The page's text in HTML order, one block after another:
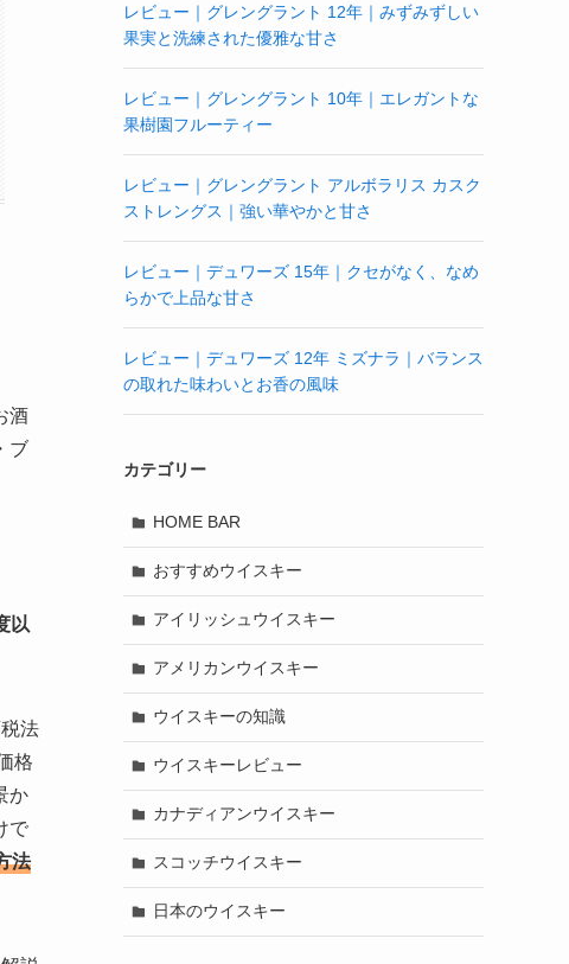
酒
ブ
以
法
格
か
で
法
レビュー｜グレングラント 12年｜みずみずしい
果実と洗練された優雅な甘さ
レビュー｜グレングラント 10年｜エレガントな
果樹園フルーティー
レビュー｜グレングラント アルボラリス カスク
ストレングス｜強い華やかと甘さ
レビュー｜デュワーズ 15年｜クセがなく、なめ
らかで上品な甘さ
レビュー｜デュワーズ 12年 ミズナラ｜バランス
の取れた味わいとお香の風味
カテゴリー
HOME BAR
おすすめウイスキー
アイリッシュウイスキー
アメリカンウイスキー
ウイスキーの知識
ウイスキーレビュー
カナディアンウイスキー
スコッチウイスキー
日本のウイスキー